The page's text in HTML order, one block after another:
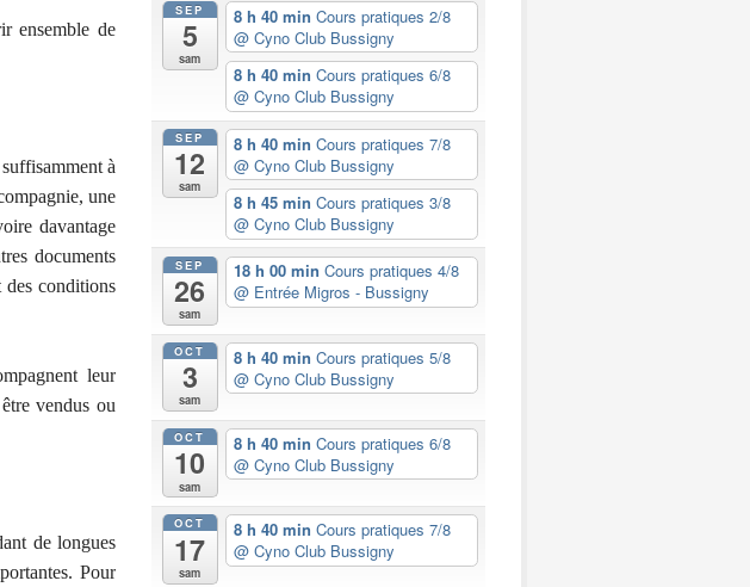
ensemble de
à
une
davantage
documents
des conditions
leur
vendus ou
de longues
Pour
SEP
5
sam
8 h 40 min Cours pratiques 2/8
@ Cyno Club Bussigny
8 h 40 min Cours pratiques 6/8
@ Cyno Club Bussigny
SEP
12
sam
8 h 40 min Cours pratiques 7/8
@ Cyno Club Bussigny
8 h 45 min Cours pratiques 3/8
@ Cyno Club Bussigny
SEP
26
sam
18 h 00 min Cours pratiques 4/8
@ Entrée Migros - Bussigny
OCT
3
sam
8 h 40 min Cours pratiques 5/8
@ Cyno Club Bussigny
OCT
10
sam
8 h 40 min Cours pratiques 6/8
@ Cyno Club Bussigny
OCT
17
sam
8 h 40 min Cours pratiques 7/8
@ Cyno Club Bussigny